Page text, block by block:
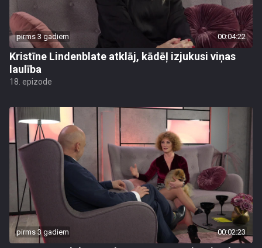
pirms 3 gadiem 00:04:22
Kristīne Lindenblate atklāj, kādēļ izjukusi viņas
laulība
18. epizode
pirms 3 gadiem 00:02:23